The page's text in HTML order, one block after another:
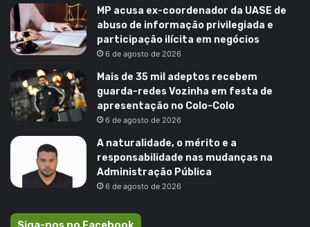
MP acusa ex-coordenador da UASE de
abuso de informação privilegiada e
participação ilícita em negócios
6 de agosto de 2026
Mais de 35 mil adeptos recebem
guarda-redes Vozinha em festa de
apresentação no Colo-Colo
6 de agosto de 2026
A naturalidade, o mérito e a
responsabilidade nas mudanças na
Administração Pública
6 de agosto de 2026